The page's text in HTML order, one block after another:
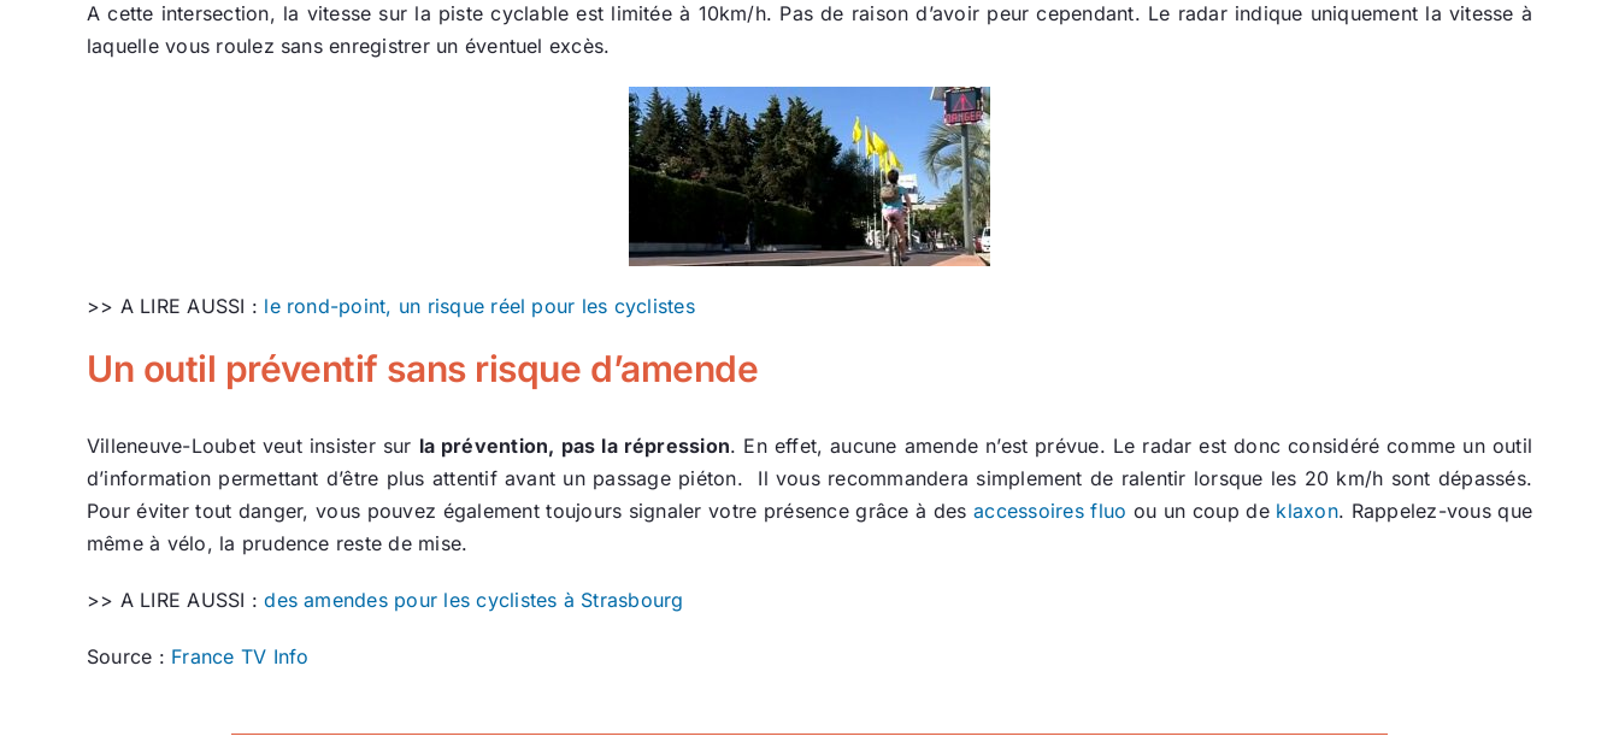
A cette intersection, la vitesse sur la piste cyclable est limitée à 10km/h. Pas de raison d’avoir peur cependant. Le radar indique uniquement la vitesse à
laquelle vous roulez sans enregistrer un éventuel excès.
>> A LIRE AUSSI : le rond-point, un risque réel pour les cyclistes
Un outil préventif sans risque d’amende
Villeneuve-Loubet veut insister sur la prévention, pas la répression. En effet, aucune amende n’est prévue. Le radar est donc considéré comme un outil
d’information permettant d’être plus attentif avant un passage piéton. Il vous recommandera simplement de ralentir lorsque les 20 km/h sont dépassés.
Pour éviter tout danger, vous pouvez également toujours signaler votre présence grâce à desaccessoires fluo ou un coup de klaxon. Rappelez-vous que
même à vélo, la prudence reste de mise.
>> A LIRE AUSSI :des amendes pour les cyclistes à Strasbourg
Source : France TV Info